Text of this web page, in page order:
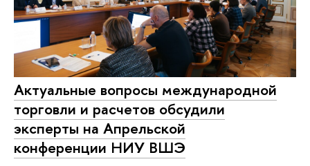
Актуальные вопросы международной
торговли и расчетов обсудили
эксперты на Апрельской
конференции НИУ ВШЭ